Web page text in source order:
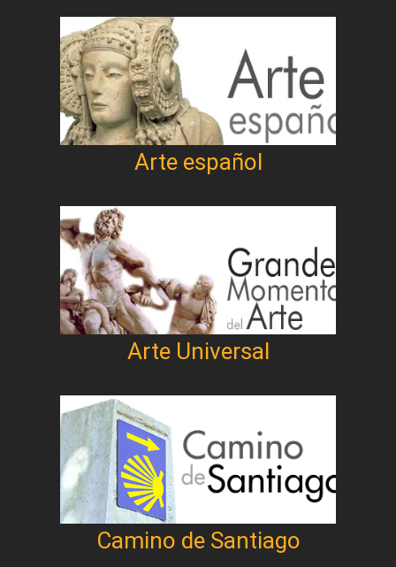
Arte español
Arte Universal
Camino de Santiago